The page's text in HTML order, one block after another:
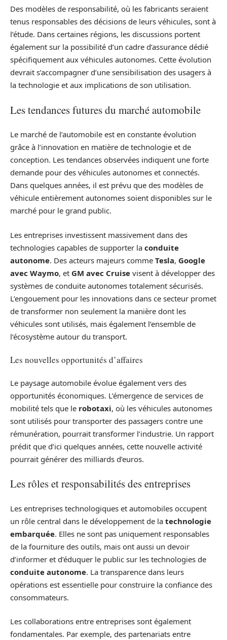
Des modèles de responsabilité, où les fabricants seraient
tenus responsables des décisions de leurs véhicules, sont à
l’étude. Dans certaines régions, les discussions portent
également sur la possibilité d’un cadre d’assurance dédié
spécifiquement aux véhicules autonomes. Cette évolution
devrait s’accompagner d’une sensibilisation des usagers à
la technologie et aux implications de son utilisation.
Les tendances futures du marché automobile
Le marché de l’automobile est en constante évolution
grâce à l’innovation en matière de technologie et de
conception. Les tendances observées indiquent une forte
demande pour des véhicules autonomes et connectés.
Dans quelques années, il est prévu que des modèles de
véhicule entièrement autonomes soient disponibles sur le
marché pour le grand public.
Les entreprises investissent massivement dans des
technologies capables de supporter la conduite
autonome. Des acteurs majeurs comme Tesla, Google
avec Waymo, et GM avec Cruise visent à développer des
systèmes de conduite autonomes totalement sécurisés.
L’engouement pour les innovations dans ce secteur promet
de transformer non seulement la manière dont les
véhicules sont utilisés, mais également l’ensemble de
l’écosystème autour du transport.
Les nouvelles opportunités d’affaires
Le paysage automobile évolue également vers des
opportunités économiques. L’émergence de services de
mobilité tels que le robotaxi, où les véhicules autonomes
sont utilisés pour transporter des passagers contre une
rémunération, pourrait transformer l’industrie. Un rapport
prédit que d’ici quelques années, cette nouvelle activité
pourrait générer des milliards d’euros.
Les rôles et responsabilités des entreprises
Les entreprises technologiques et automobiles occupent
un rôle central dans le développement de la technologie
embarquée. Elles ne sont pas uniquement responsables
de la fourniture des outils, mais ont aussi un devoir
d’informer et d’éduquer le public sur les technologies de
conduite autonome. La transparence dans leurs
opérations est essentielle pour construire la confiance des
consommateurs.
Les collaborations entre entreprises sont également
fondamentales. Par exemple, des partenariats entre